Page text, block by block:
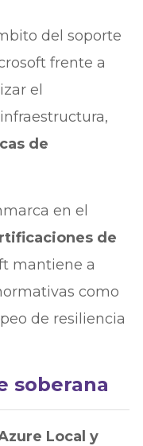
del soporte
frente a
el
de
en el
de
mantiene a
como
de resiliencia
soberana
Local y